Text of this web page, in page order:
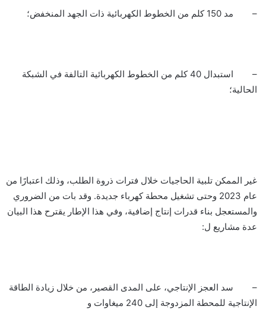
– مد 150 كلم من الخطوط الكهربائية ذات الجهد المنخفض؛
– استبدال 40 كلم من الخطوط الكهربائية التالفة في الشبكة
الحالية؛
غير الممكن تلبية الحاجيات خلال فترات ذروة الطلب، وذلك اعتبارًا من
عام 2023 وحتى تشغيل محطة كهرباء جديدة. وقد بات من الضروري
والمستعجل بناء قدرات إنتاج إضافية، وفي هذا الإطار يقترح هذا البيان
عدة مشاريع ل:
– سد العجز الإنتاجي، على المدى القصير، من خلال زيادة الطاقة
الإنتاجية للمحطة المزدوجة إلى 240 ميغاوات و